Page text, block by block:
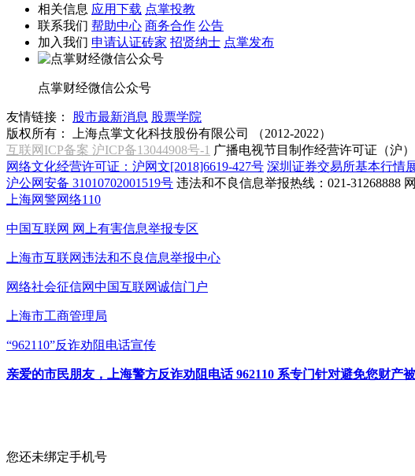
相关信息 应用下载 点掌投教
联系我们 帮助中心 商务合作 公告
加入我们 申请认证砖家 招贤纳士 点掌发布
点掌财经微信公众号
友情链接： 股市最新消息 股票学院
版权所有：
上海点掌文化科技股份有限公司 （2012-2022）
互联网ICP备案 沪ICP备13044908号-1 广播电视节目制作经营许可证（沪
网络文化经营许可证：沪网文[2018]6619-427号 深圳证券交易所基本行情
沪公网安备 31010702001519号 违法和不良信息举报热线：021-31268888
上海网警网络110
中国互联网 网上有害信息举报专区
上海市互联网违法和不良信息举报中心
网络社会征信网中国互联网诚信门户
上海市工商管理局
“962110”反诈劝阻电话宣传
亲爱的市民朋友，上海警方反诈劝阻电话 962110 系专门针对避免您财产
您还未绑定手机号